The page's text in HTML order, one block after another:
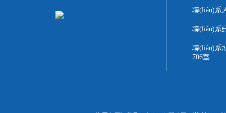
聯(lián)系
聯(lián)系
聯(lián)系
706室